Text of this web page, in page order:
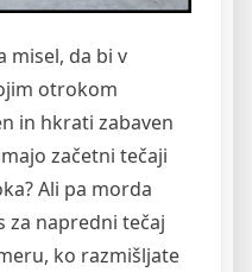
misel, da bi v
otrokom
in hkrati zabaven
začetni tečaji
Ali pa morda
za napredni tečaj
ko razmišljate